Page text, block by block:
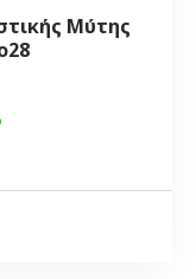
Μύτης